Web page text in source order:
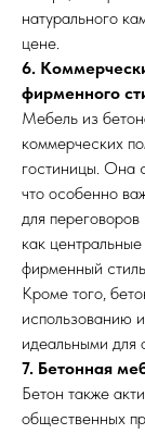
натурального
цене.
6.
фирменного
Мебель из
коммерческих
гостиницы. Она
что особенно
для
как
фирменный
Кроме того,
использованию
идеальными для
7. Бетонная
Бетон также
общественных